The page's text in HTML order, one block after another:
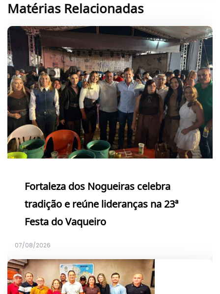
Matérias Relacionadas
Fortaleza dos Nogueiras celebra
tradição e reúne lideranças na 23ª
Festa do Vaqueiro
07/08/2026